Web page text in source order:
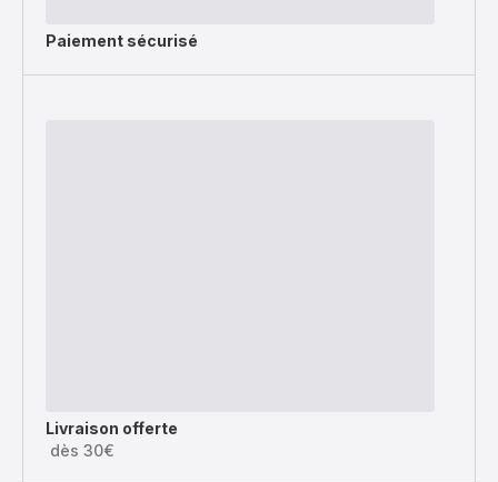
Paiement sécurisé
Livraison offerte
dès 30€